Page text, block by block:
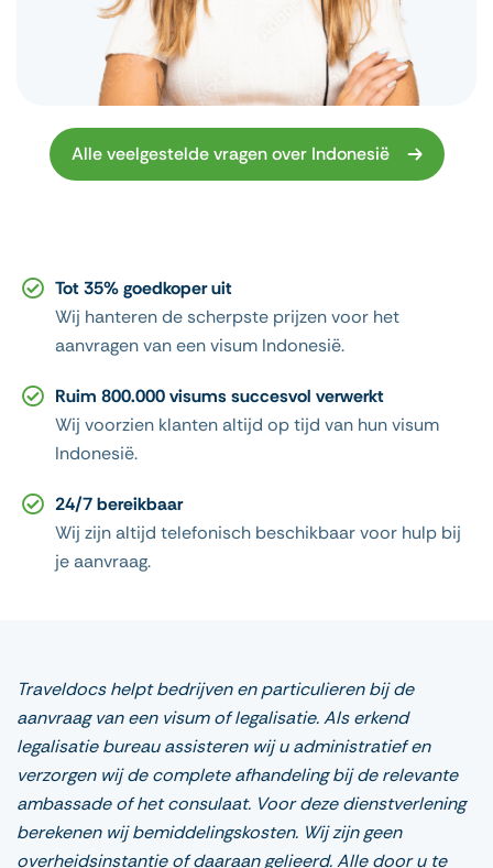
Alle veelgestelde vragen over Indonesië
Tot 35% goedkoper uit
Wij hanteren de scherpste prijzen voor het
aanvragen van een visum Indonesië.
Ruim 800.000 visums succesvol verwerkt
Wij voorzien klanten altijd op tijd van hun visum
Indonesië.
24/7 bereikbaar
Wij zijn altijd telefonisch beschikbaar voor hulp bij
je aanvraag.
Traveldocs helpt bedrijven en particulieren bij de
aanvraag van een visum of legalisatie. Als erkend
legalisatie bureau assisteren wij u administratief en
verzorgen wij de complete afhandeling bij de relevante
ambassade of het consulaat. Voor deze dienstverlening
berekenen wij bemiddelingskosten. Wij zijn geen
overheidsinstantie of daaraan gelieerd. Alle door u te